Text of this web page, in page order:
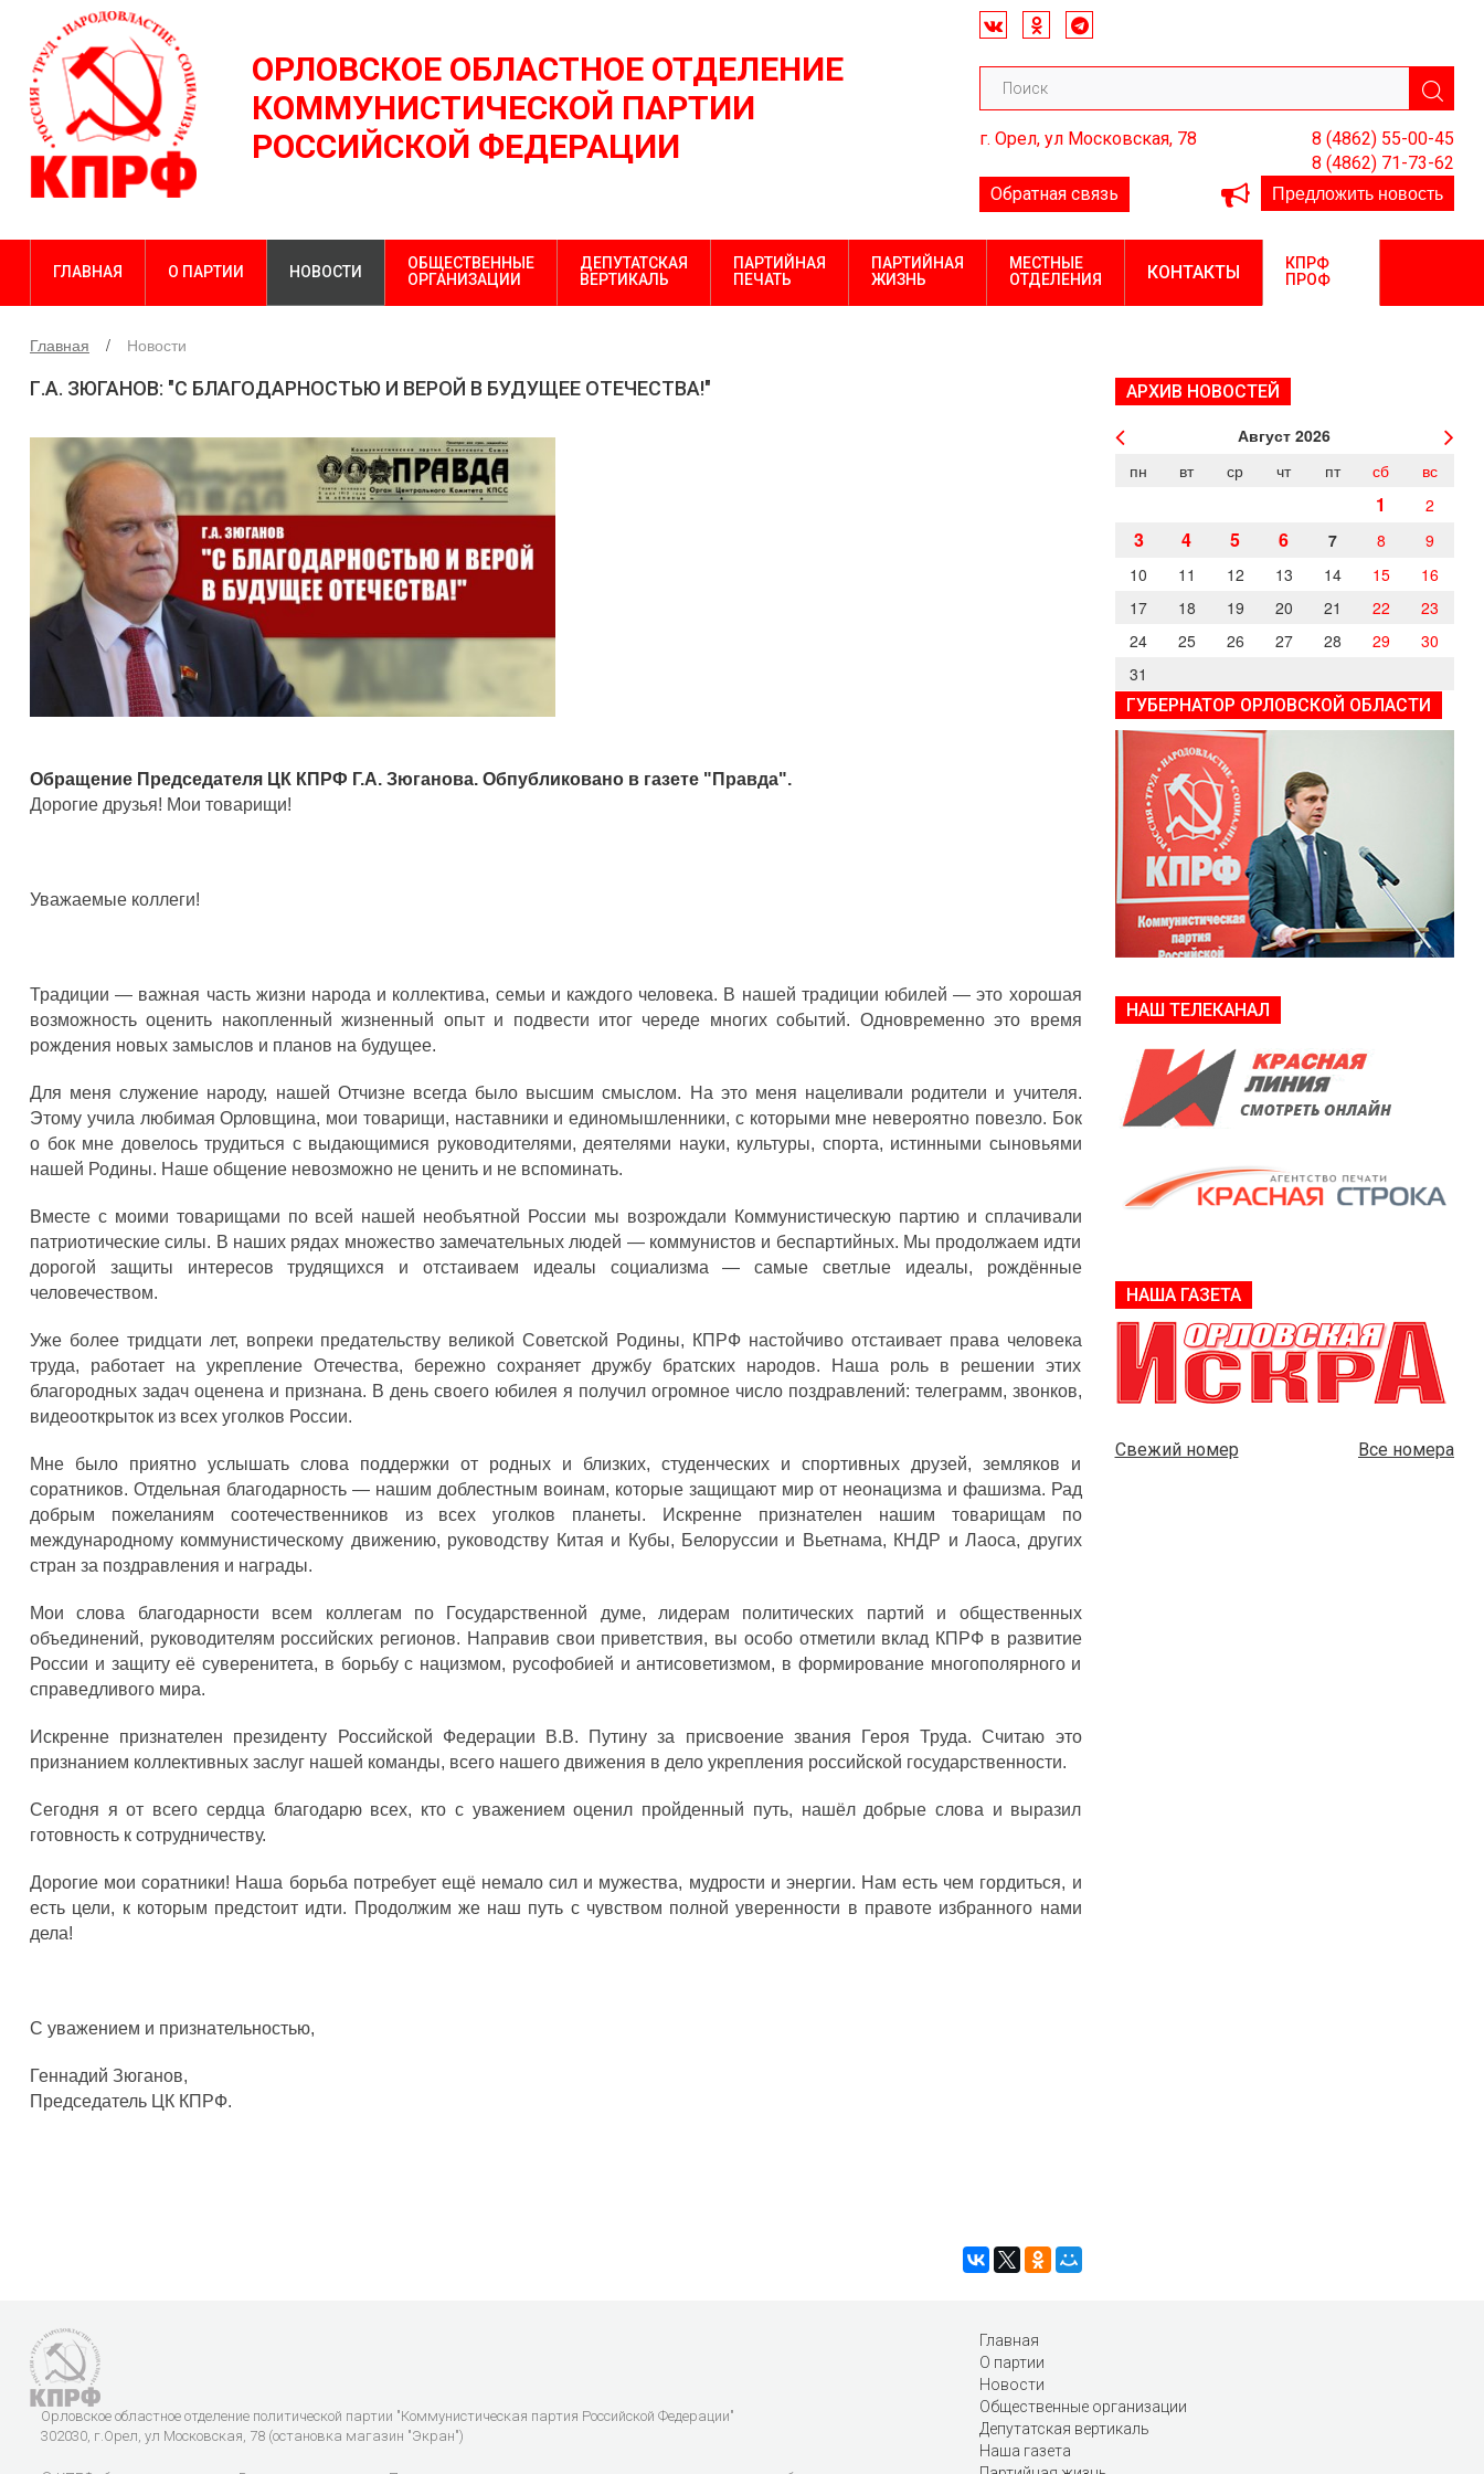
ОРЛОВСКОЕ ОБЛАСТНОЕ ОТДЕЛЕНИЕ
КОММУНИСТИЧЕСКОЙ ПАРТИИ
РОССИЙСКОЙ ФЕДЕРАЦИИ
г. Орел, ул Московская, 78
Обратная связь
8 (4862) 55-00-45
8 (4862) 71-73-62
Предложить новость
ГЛАВНАЯ О ПАРТИИ НОВОСТИ
ОБЩЕСТВЕННЫЕ
ОРГАНИЗАЦИИ
ДЕПУТАТСКАЯ
ВЕРТИКАЛЬ
ПАРТИЙНАЯ
ПЕЧАТЬ
ПАРТИЙНАЯ
ЖИЗНЬ
МЕСТНЫЕ
ОТДЕЛЕНИЯ
КОНТАКТЫ
КПРФ
ПРОФ
Главная Новости
Г.А. ЗЮГАНОВ: "С БЛАГОДАРНОСТЬЮ И ВЕРОЙ В БУДУЩЕЕ ОТЕЧЕСТВА!"
Обращение Председателя ЦК КПРФ Г.А. Зюганова. Обпубликовано в газете "Правда".
Дорогие друзья! Мои товарищи!
Уважаемые коллеги!
Традиции — важная часть жизни народа и коллектива, семьи и каждого человека. В нашей традиции юбилей — это хорошая
возможность оценить накопленный жизненный опыт и подвести итог череде многих событий. Одновременно это время
рождения новых замыслов и планов на будущее.
Для меня служение народу, нашей Отчизне всегда было высшим смыслом. На это меня нацеливали родители и учителя.
Этому учила любимая Орловщина, мои товарищи, наставники и единомышленники, с которыми мне невероятно повезло. Бок
о бок мне довелось трудиться с выдающимися руководителями, деятелями науки, культуры, спорта, истинными сыновьями
нашей Родины. Наше общение невозможно не ценить и не вспоминать.
Вместе с моими товарищами по всей нашей необъятной России мы возрождали Коммунистическую партию и сплачивали
патриотические силы. В наших рядах множество замечательных людей — коммунистов и беспартийных. Мы продолжаем идти
дорогой защиты интересов трудящихся и отстаиваем идеалы социализма — самые светлые идеалы, рождённые
человечеством.
Уже более тридцати лет, вопреки предательству великой Советской Родины, КПРФ настойчиво отстаивает права человека
труда, работает на укрепление Отечества, бережно сохраняет дружбу братских народов. Наша роль в решении этих
благородных задач оценена и признана. В день своего юбилея я получил огромное число поздравлений: телеграмм, звонков,
видеооткрыток из всех уголков России.
Мне было приятно услышать слова поддержки от родных и близких, студенческих и спортивных друзей, земляков и
соратников. Отдельная благодарность — нашим доблестным воинам, которые защищают мир от неонацизма и фашизма. Рад
добрым пожеланиям соотечественников из всех уголков планеты. Искренне признателен нашим товарищам по
международному коммунистическому движению, руководству Китая и Кубы, Белоруссии и Вьетнама, КНДР и Лаоса, других
стран за поздравления и награды.
Мои слова благодарности всем коллегам по Государственной думе, лидерам политических партий и общественных
объединений, руководителям российских регионов. Направив свои приветствия, вы особо отметили вклад КПРФ в развитие
России и защиту её суверенитета, в борьбу с нацизмом, русофобией и антисоветизмом, в формирование многополярного и
справедливого мира.
Искренне признателен президенту Российской Федерации В.В. Путину за присвоение звания Героя Труда. Считаю это
признанием коллективных заслуг нашей команды, всего нашего движения в дело укрепления российской государственности.
Сегодня я от всего сердца благодарю всех, кто с уважением оценил пройденный путь, нашёл добрые слова и выразил
готовность к сотрудничеству.
Дорогие мои соратники! Наша борьба потребует ещё немало сил и мужества, мудрости и энергии. Нам есть чем гордиться, и
есть цели, к которым предстоит идти. Продолжим же наш путь с чувством полной уверенности в правоте избранного нами
дела!
С уважением и признательностью,
Геннадий Зюганов,
Председатель ЦК КПРФ.
АРХИВ НОВОСТЕЙ
Август 2026
пн
вт ср чт пт сб вс
1 2
3 4 5 6 7 8
9
10
11 12 13 14 15
16
17
18 19 20 21 22
23
24
25 26 27 28 29
30
31
ГУБЕРНАТОР ОРЛОВСКОЙ ОБЛАСТИ
НАШ ТЕЛЕКАНАЛ
НАША ГАЗЕТА
Свежий номер Все номера
Орловское областное отделение политической партии "Коммунистическая партия Российской Федерации"
302030, г.Орел, ул Московская, 78 (остановка магазин "Экран")
Главная
О партии
Новости
Общественные организации
Депутатская вертикаль
Наша газета